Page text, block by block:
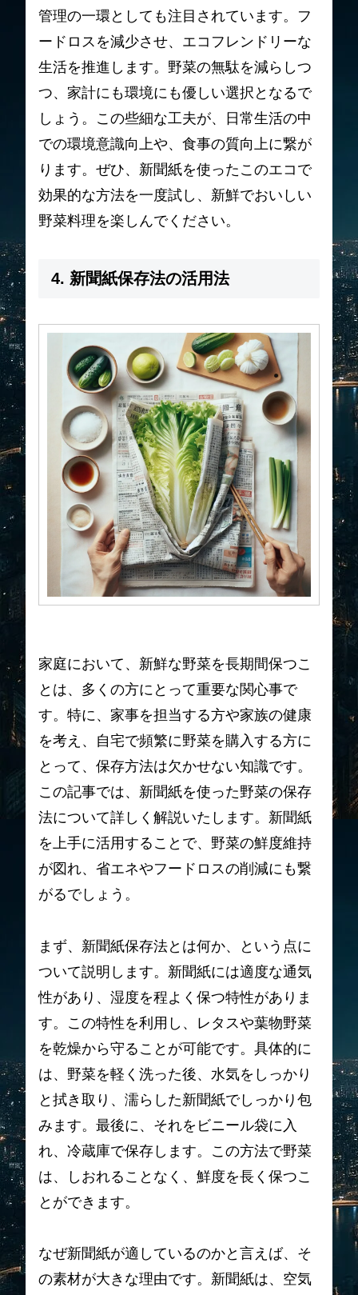
管理の一環としても注目されています。フ
ードロスを減少させ、エコフレンドリーな
生活を推進します。野菜の無駄を減らしつ
つ、家計にも環境にも優しい選択となるで
しょう。この些細な工夫が、日常生活の中
での環境意識向上や、食事の質向上に繋が
ります。ぜひ、新聞紙を使ったこのエコで
効果的な方法を一度試し、新鮮でおいしい
野菜料理を楽しんでください。
4. 新聞紙保存法の活用法
家庭において、新鮮な野菜を長期間保つこ
とは、多くの方にとって重要な関心事で
す。特に、家事を担当する方や家族の健康
を考え、自宅で頻繁に野菜を購入する方に
とって、保存方法は欠かせない知識です。
この記事では、新聞紙を使った野菜の保存
法について詳しく解説いたします。新聞紙
を上手に活用することで、野菜の鮮度維持
が図れ、省エネやフードロスの削減にも繋
がるでしょう。
まず、新聞紙保存法とは何か、という点に
ついて説明します。新聞紙には適度な通気
性があり、湿度を程よく保つ特性がありま
す。この特性を利用し、レタスや葉物野菜
を乾燥から守ることが可能です。具体的に
は、野菜を軽く洗った後、水気をしっかり
と拭き取り、濡らした新聞紙でしっかり包
みます。最後に、それをビニール袋に入
れ、冷蔵庫で保存します。この方法で野菜
は、しおれることなく、鮮度を長く保つこ
とができます。
なぜ新聞紙が適しているのかと言えば、そ
の素材が大きな理由です。新聞紙は、空気